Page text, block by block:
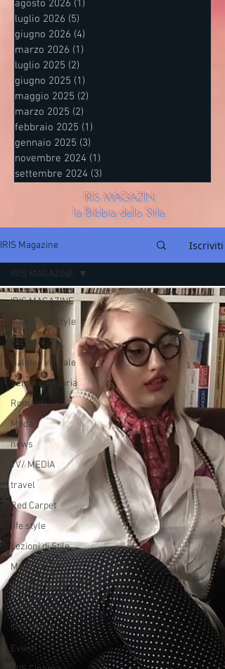
agosto 2026 (1)
luglio 2026 (5)
giugno 2026 (4)
marzo 2026 (1)
luglio 2025 (2)
giugno 2025 (1)
maggio 2025 (2)
marzo 2025 (2)
febbraio 2025 (1)
gennaio 2025 (3)
novembre 2024 (1)
settembre 2024 (3)
IRIS MAGAZIN
la Bibbia dello Stile
IRIS Magazine Iscriviti
IRIS MAGAZINE
lessons of style
life style
Galateo virtuale
Senza categoria
Romania
Moda
news
TV/ MEDIA
travel
Red Carpet
life style
Lezioni di Stile
Moda
NEWS
Galateo virtuale
IRIS STYLE
Eventi
IRIS MAGAZINE